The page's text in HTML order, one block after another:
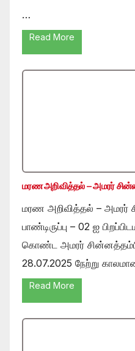
…
Read More
மரண அறிவித்தல் – அமரர்
மரண அறிவித்தல் – அமரர்
பாண்டிருப்பு – 02 ஐ
கொண்ட அமரர்
28.07.2025 நேற்று
Read More